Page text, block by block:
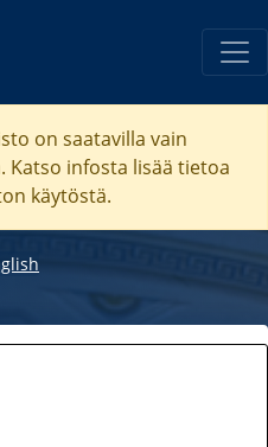
on saatavilla vain
Katso infosta lisää tietoa
käytöstä.